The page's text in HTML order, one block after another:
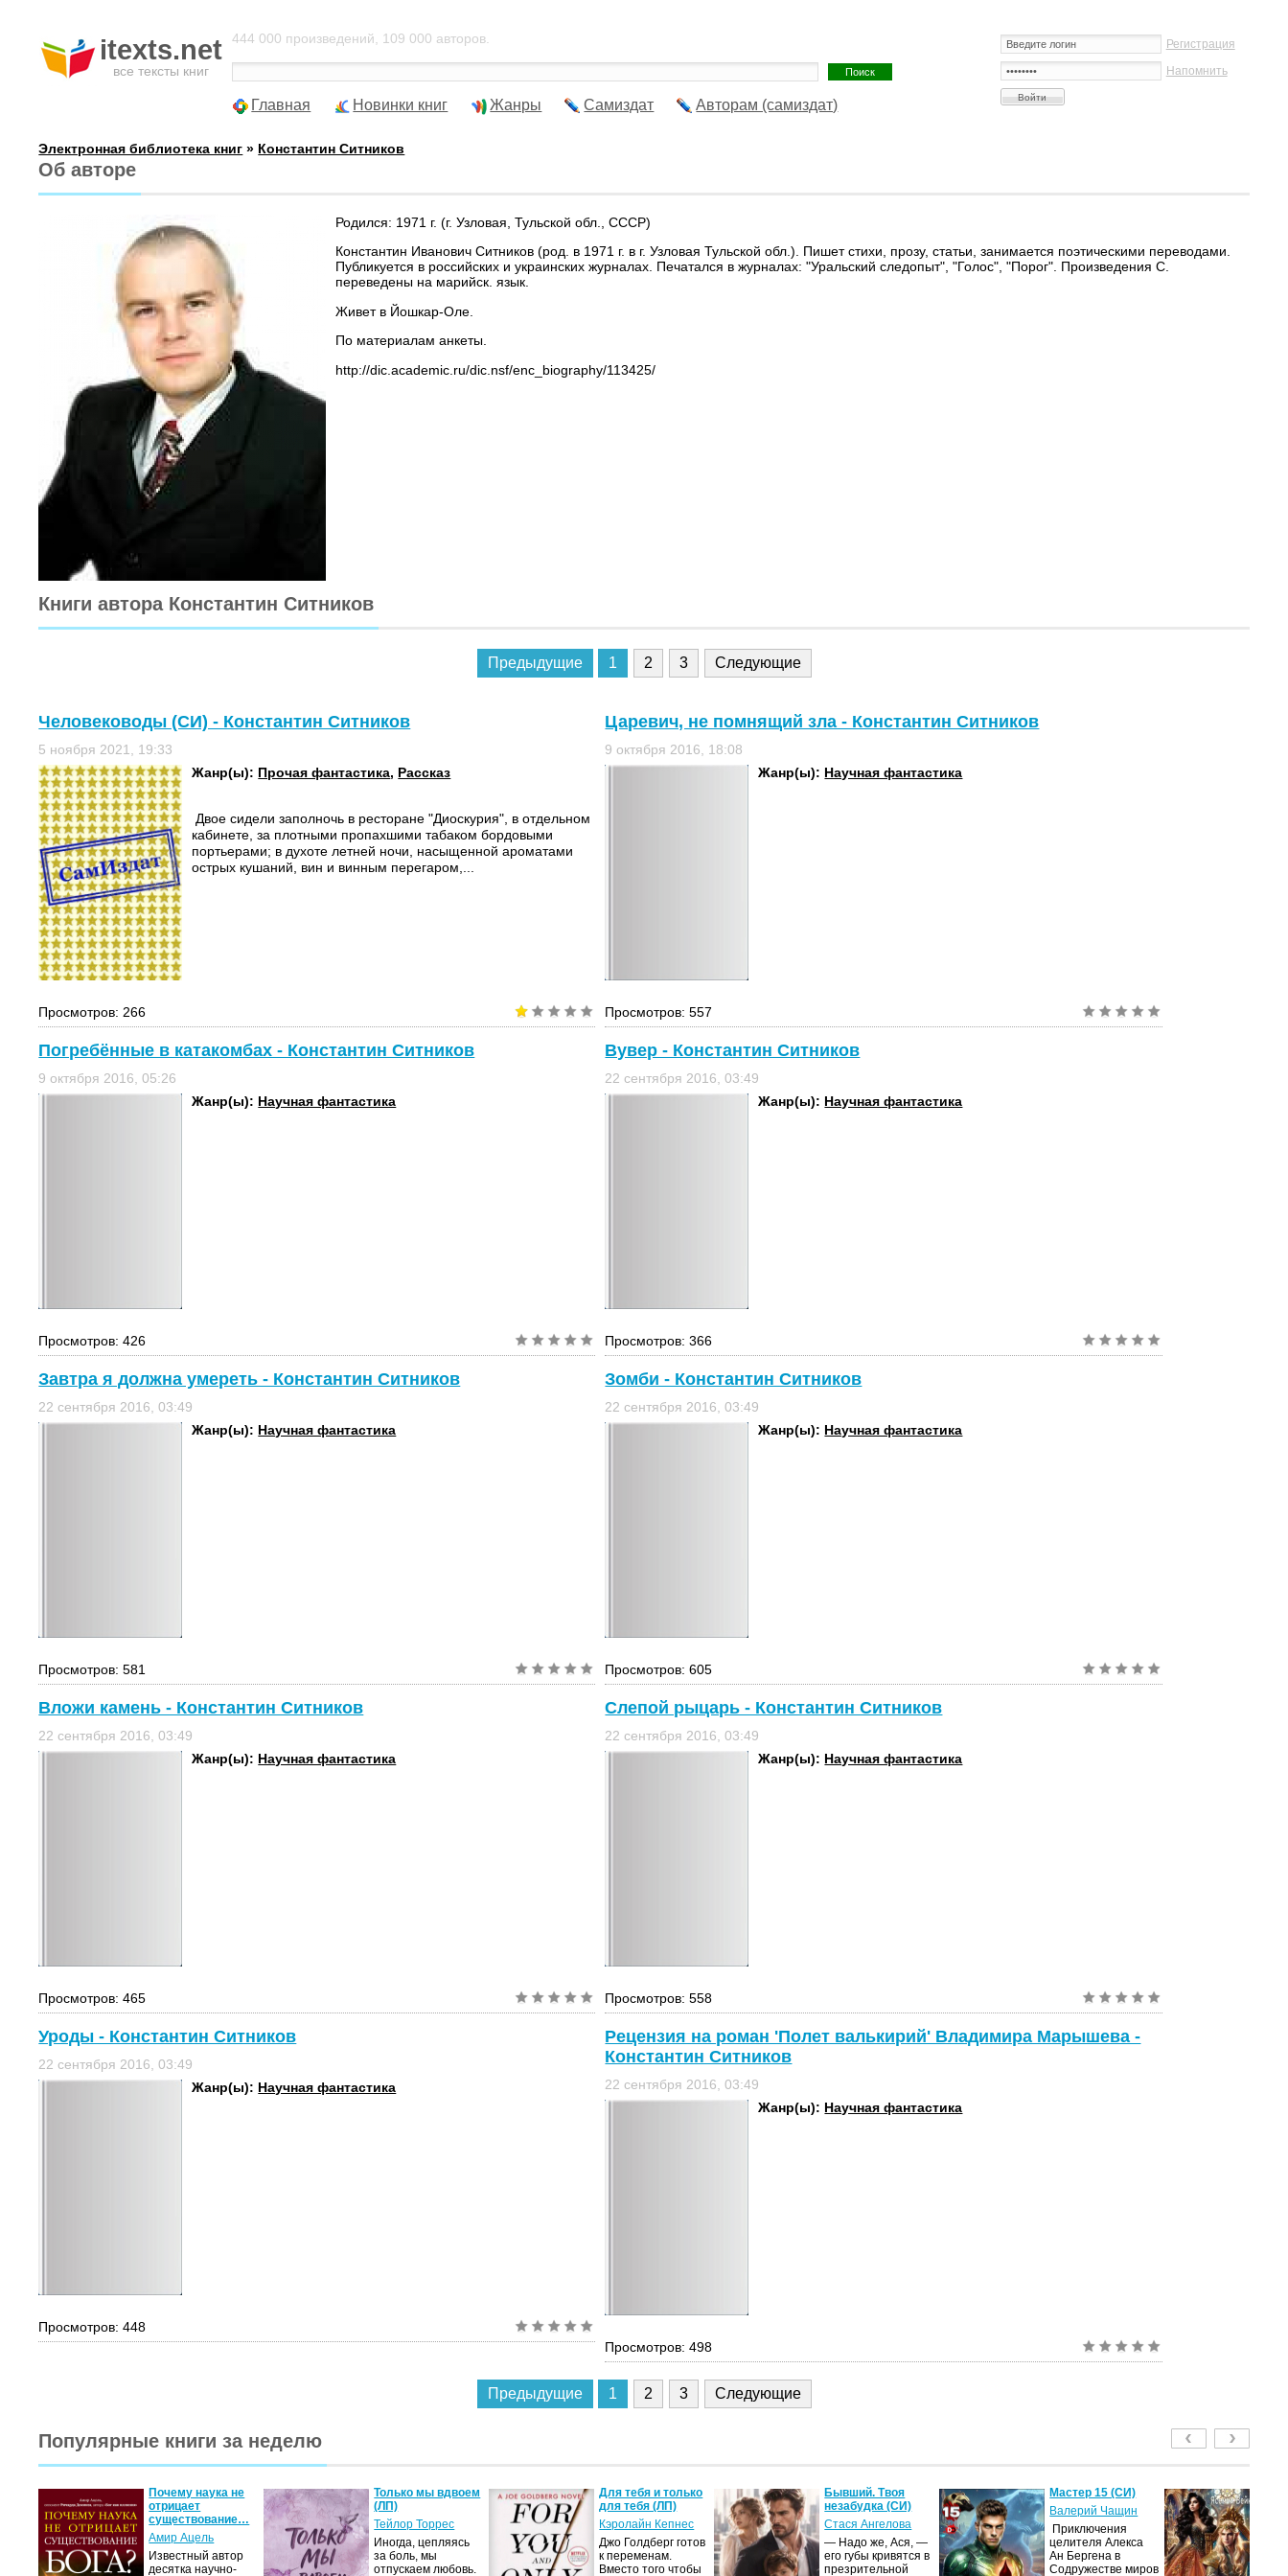
itexts.net
все тексты книг
Регистрация
Напомнить
444 000 произведений, 109 000 авторов.
Главная Новинки книг Жанры Самиздат Авторам (самиздат)
Электронная библиотека книг » Константин Ситников
Об авторе
Родился: 1971 г. (г. Узловая, Тульской обл., СССР)
Константин Иванович Ситников (род. в 1971 г. в г. Узловая Тульской обл.). Пишет стихи, прозу, статьи, занимается поэтическими переводами.
Публикуется в российских и украинских журналах. Печатался в журналах: "Уральский следопыт", "Голос", "Порог". Произведения С.
переведены на марийск. язык.
Живет в Йошкар-Оле.
По материалам анкеты.
http://dic.academic.ru/dic.nsf/enc_biography/113425/
Книги автора Константин Ситников
Предыдущие 1 2 3 Следующие
Человеководы (СИ) - Константин Ситников
5 ноября 2021, 19:33
Жанр(ы): Прочая фантастика, Рассказ
Двое сидели заполночь в ресторане "Диоскурия", в отдельном
кабинете, за плотными пропахшими табаком бордовыми
портьерами; в духоте летней ночи, насыщенной ароматами
острых кушаний, вин и винным перегаром,...
Просмотров: 266
Царевич, не помнящий зла - Константин Ситников
9 октября 2016, 18:08
Жанр(ы): Научная фантастика
Просмотров: 557
Погребённые в катакомбах - Константин Ситников
9 октября 2016, 05:26
Жанр(ы): Научная фантастика
Просмотров: 426
Вувер - Константин Ситников
22 сентября 2016, 03:49
Жанр(ы): Научная фантастика
Просмотров: 366
Завтра я должна умереть - Константин Ситников
22 сентября 2016, 03:49
Жанр(ы): Научная фантастика
Просмотров: 581
Зомби - Константин Ситников
22 сентября 2016, 03:49
Жанр(ы): Научная фантастика
Просмотров: 605
Вложи камень - Константин Ситников
22 сентября 2016, 03:49
Жанр(ы): Научная фантастика
Просмотров: 465
Слепой рыцарь - Константин Ситников
22 сентября 2016, 03:49
Жанр(ы): Научная фантастика
Просмотров: 558
Уроды - Константин Ситников
22 сентября 2016, 03:49
Жанр(ы): Научная фантастика
Просмотров: 448
Рецензия на роман 'Полет валькирий' Владимира Марышева -
Константин Ситников
22 сентября 2016, 03:49
Жанр(ы): Научная фантастика
Просмотров: 498
Предыдущие 1 2 3 Следующие
Популярные книги за неделю
Почему наука не
отрицает
существование…
Амир Ацель
Известный автор
десятка научно-
Только мы вдвоем
(ЛП)
Тейлор Торрес
Иногда, цепляясь
за боль, мы
отпускаем любовь.
Для тебя и только
для тебя (ЛП)
Кэролайн Кепнес
Джо Голдберг готов
к переменам.
Вместо того чтобы
Бывший. Твоя
незабудка (СИ)
Стася Ангелова
— Надо же, Ася, —
его губы кривятся в
презрительной
Мастер 15 (СИ)
Валерий Чащин
Приключения
целителя Алекса
Ан Бергена в
Содружестве миров